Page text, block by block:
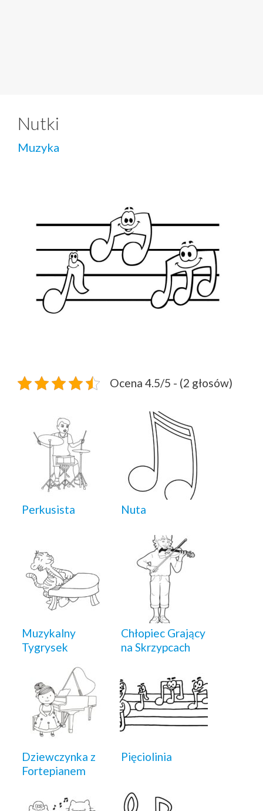
Nutki
Muzyka
Ocena 4.5/5 - (2 głosów)
Perkusista Nuta
Muzykalny
Tygrysek
Chłopiec Grający
na Skrzypcach
Dziewczynka z
Fortepianem
Pięciolinia